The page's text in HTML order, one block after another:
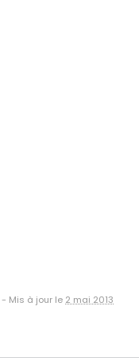
- Mis à jour le 2 mai 2013